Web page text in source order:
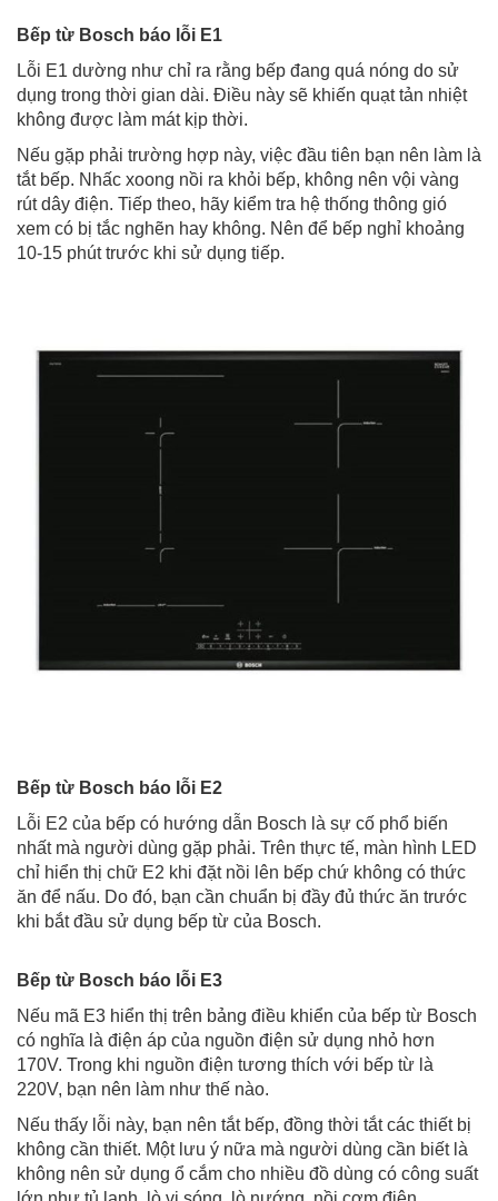
Bếp từ Bosch báo lỗi E1
Lỗi E1 dường như chỉ ra rằng bếp đang quá nóng do sử
dụng trong thời gian dài. Điều này sẽ khiến quạt tản nhiệt
không được làm mát kịp thời.
Nếu gặp phải trường hợp này, việc đầu tiên bạn nên làm là
tắt bếp. Nhấc xoong nồi ra khỏi bếp, không nên vội vàng
rút dây điện. Tiếp theo, hãy kiểm tra hệ thống thông gió
xem có bị tắc nghẽn hay không. Nên để bếp nghỉ khoảng
10-15 phút trước khi sử dụng tiếp.
Bếp từ Bosch báo lỗi E2
Lỗi E2 của bếp có hướng dẫn Bosch là sự cố phổ biến
nhất mà người dùng gặp phải. Trên thực tế, màn hình LED
chỉ hiển thị chữ E2 khi đặt nồi lên bếp chứ không có thức
ăn để nấu. Do đó, bạn cần chuẩn bị đầy đủ thức ăn trước
khi bắt đầu sử dụng bếp từ của Bosch.
Bếp từ Bosch báo lỗi E3
Nếu mã E3 hiển thị trên bảng điều khiển của bếp từ Bosch
có nghĩa là điện áp của nguồn điện sử dụng nhỏ hơn
170V. Trong khi nguồn điện tương thích với bếp từ là
220V, bạn nên làm như thế nào.
Nếu thấy lỗi này, bạn nên tắt bếp, đồng thời tắt các thiết bị
không cần thiết. Một lưu ý nữa mà người dùng cần biết là
không nên sử dụng ổ cắm cho nhiều đồ dùng có công suất